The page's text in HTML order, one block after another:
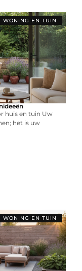
WONING EN TUIN
huis en tuin Uw
het is uw
WONING EN TUIN